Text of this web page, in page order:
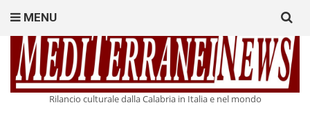
Rilancio culturale dalla Calabria in Italia e nel mondo
MENU
for: